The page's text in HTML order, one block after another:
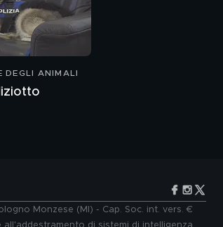
DEGLI ANIMALI
Monzese (MI) - Cap. Soc. int. vers. €